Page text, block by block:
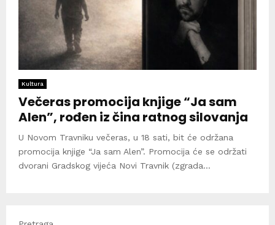
Kultura
Večeras promocija knjige “Ja sam
Alen”, rođen iz čina ratnog silovanja
U Novom Travniku večeras, u 18 sati, bit će održana
promocija knjige “Ja sam Alen”. Promocija će se održati
dvorani Gradskog vijeća Novi Travnik (zgrada...